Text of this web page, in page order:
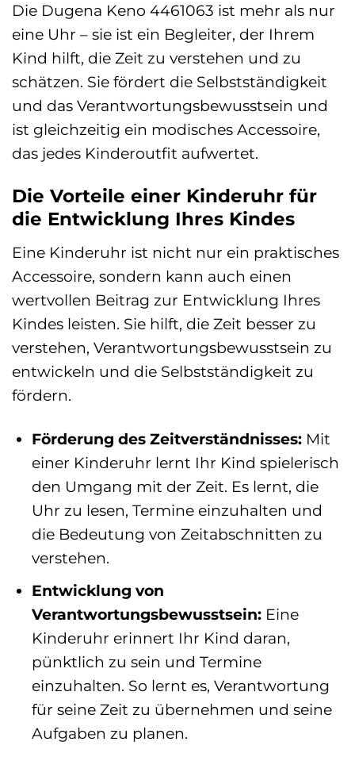
Die Dugena Keno 4461063 ist mehr als nur
eine Uhr – sie ist ein Begleiter, der Ihrem
Kind hilft, die Zeit zu verstehen und zu
schätzen. Sie fördert die Selbstständigkeit
und das Verantwortungsbewusstsein und
ist gleichzeitig ein modisches Accessoire,
das jedes Kinderoutfit aufwertet.
Die Vorteile einer Kinderuhr für
die Entwicklung Ihres Kindes
Eine Kinderuhr ist nicht nur ein praktisches
Accessoire, sondern kann auch einen
wertvollen Beitrag zur Entwicklung Ihres
Kindes leisten. Sie hilft, die Zeit besser zu
verstehen, Verantwortungsbewusstsein zu
entwickeln und die Selbstständigkeit zu
fördern.
Förderung des Zeitverständnisses:Mit
einer Kinderuhr lernt Ihr Kind spielerisch
den Umgang mit der Zeit. Es lernt, die
Uhr zu lesen, Termine einzuhalten und
die Bedeutung von Zeitabschnitten zu
verstehen.
Entwicklung von
Verantwortungsbewusstsein:Eine
Kinderuhr erinnert Ihr Kind daran,
pünktlich zu sein und Termine
einzuhalten. So lernt es, Verantwortung
für seine Zeit zu übernehmen und seine
Aufgaben zu planen.